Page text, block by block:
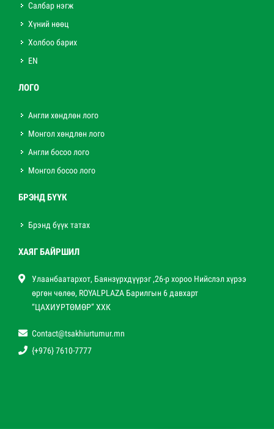
Салбар нэгж
Хүний нөөц
Холбоо барих
EN
ЛОГО
Англи хөндлөн лого
Монгол хөндлөн лого
Англи босоо лого
Монгол босоо лого
БРЭНД БҮҮК
Брэнд бүүк татах
ХАЯГ БАЙРШИЛ
Улаанбаатархот, Баянзүрхдүүрэг ,26-р хороо Нийслэл хүрээ
өргөн чөлөө, ROYALPLAZA Барилгын 6 давхарт
“ЦАХИУРТӨМӨР” ХХК
Contact@tsakhiurtumur.mn
{+976} 7610-7777